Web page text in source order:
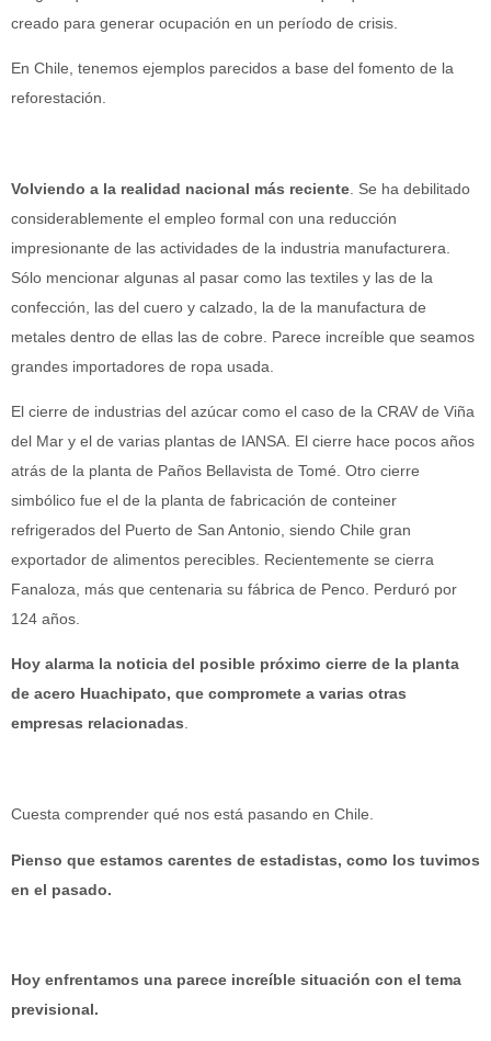
creado para generar ocupación en un período de crisis.
En Chile, tenemos ejemplos parecidos a base del fomento de la
reforestación.
Volviendo a la realidad nacional más reciente . Se ha debilitado
considerablemente el empleo formal con una reducción
impresionante de las actividades de la industria manufacturera.
Sólo mencionar algunas al pasar como las textiles y las de la
confección, las del cuero y calzado, la de la manufactura de
metales dentro de ellas las de cobre. Parece increíble que seamos
grandes importadores de ropa usada.
El cierre de industrias del azúcar como el caso de la CRAV de Viña
del Mar y el de varias plantas de IANSA. El cierre hace pocos años
atrás de la planta de Paños Bellavista de Tomé. Otro cierre
simbólico fue el de la planta de fabricación de conteiner
refrigerados del Puerto de San Antonio, siendo Chile gran
exportador de alimentos perecibles. Recientemente se cierra
Fanaloza, más que centenaria su fábrica de Penco. Perduró por
124 años.
Hoy alarma la noticia del posible próximo cierre de la planta
de acero Huachipato, que compromete a varias otras
empresas relacionadas.
Cuesta comprender qué nos está pasando en Chile.
Pienso que estamos carentes de estadistas, como los tuvimos
en el pasado.
Hoy enfrentamos una parece increíble situación con el tema
previsional.